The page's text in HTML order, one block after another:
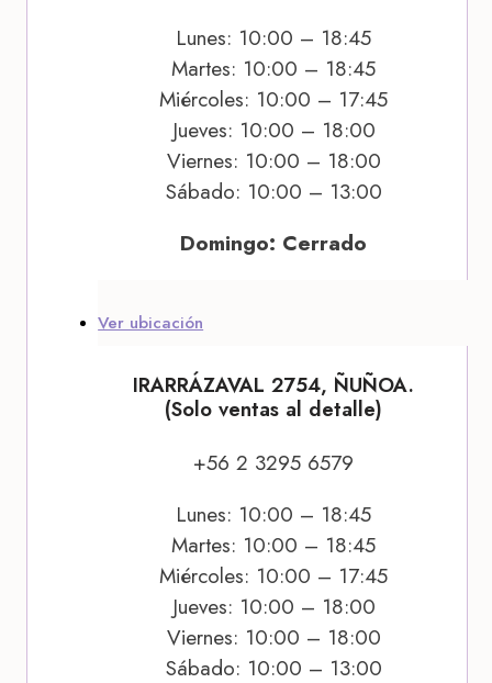
Lunes: 10:00 – 18:45
Martes: 10:00 – 18:45
Miércoles: 10:00 – 17:45
Jueves: 10:00 – 18:00
Viernes: 10:00 – 18:00
Sábado: 10:00 – 13:00
Domingo: Cerrado
Ver ubicación
IRARRÁZAVAL 2754, ÑUÑOA.
(Solo ventas al detalle)
+56 2 3295 6579
Lunes: 10:00 – 18:45
Martes: 10:00 – 18:45
Miércoles: 10:00 – 17:45
Jueves: 10:00 – 18:00
Viernes: 10:00 – 18:00
Sábado: 10:00 – 13:00